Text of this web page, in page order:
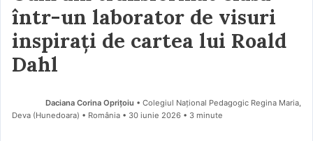
într-un laborator de visuri
inspirați de cartea lui Roald
Dahl
Daciana Corina Oprițoiu • Colegiul Național Pedagogic Regina Maria,
Deva (Hunedoara) • România
30 iunie 2026 • 3 minute